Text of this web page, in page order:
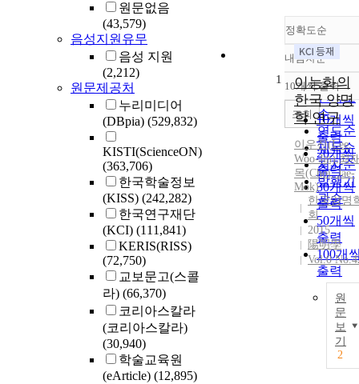
원문없음
(43,579)
음성지원유무
음성 지원
(2,212)
원문제공처
누리미디어
(DBpia) (529,832)
KISTI(ScienceON)
(363,706)
한국학술정보
(KISS) (242,282)
한국연구재단
(KCI) (111,841)
KERIS(RISS)
(72,750)
교보문고(스콜
라) (66,370)
코리아스칼라
(코리아스칼라)
(30,940)
학술교육원
(eArticle) (12,895)
정확도순
정확도
순
인기도
순
연도순
제목순
저자순
발행기
관순
내림차순
내림차
10개씩 출력
10개씩
출력
20개씩
출력
30개씩
출력
50개씩
출력
100개
출력
조회
1
이능화의
한국 양명
학 연구
이우진(Lee,
Woo-Jin),최
목(Choi, Jae-
Mok)
한국양명
회
2015
陽明學
Vol.0
원
문
보
기
2